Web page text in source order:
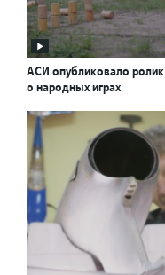
АСИ опубликовало ролик
о народных играх